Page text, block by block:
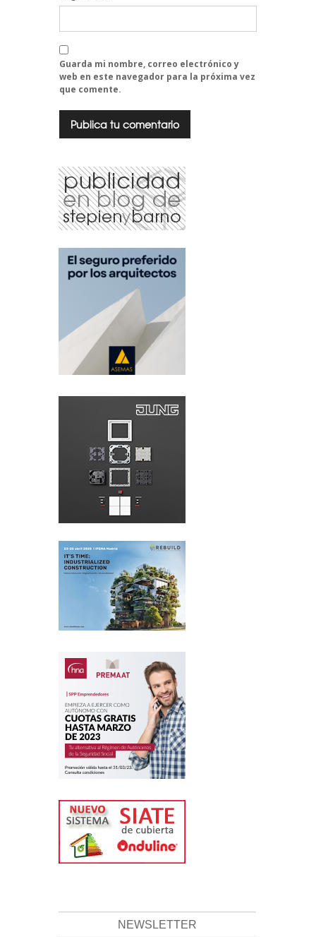
Guarda mi nombre, correo electrónico y
web en este navegador para la próxima vez
que comente.
NEWSLETTER